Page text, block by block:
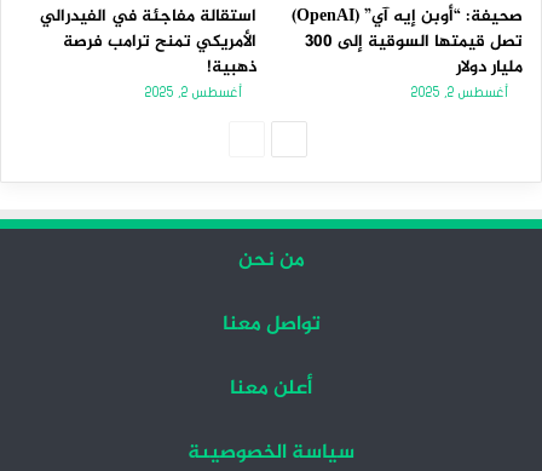
صحيفة: “أوبن إيه آي” (OpenAI)
تصل قيمتها السوقية إلى 300
مليار دولار
أغسطس 2, 2025
استقالة مفاجئة في الفيدرالي
الأمريكي تمنح ترامب فرصة
ذهبية!
أغسطس 2, 2025
من نحن
تواصل معنا
أعلن معنا
سياسة الخصوصيىة